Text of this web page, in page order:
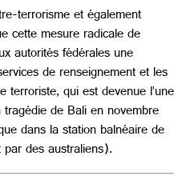
terrorisme et également
cette mesure radicale de
autorités fédérales une
de renseignement et les
qui est devenue l’une
de Bali en novembre
dans la station balnéaire de
des australiens).